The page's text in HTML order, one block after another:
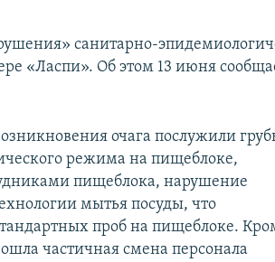
санитарно-
«Ласпи». Об этом 13 июня
очага послужили
режима на пищеблоке,
пищеблока, нарушение
мытья посуды, что
проб на пищеблоке.
частичная смена персонала